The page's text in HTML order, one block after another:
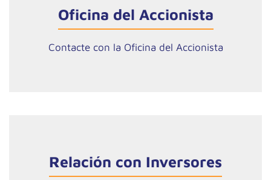
Oficina del Accionista
Contacte con la Oficina del Accionista
Relación con Inversores